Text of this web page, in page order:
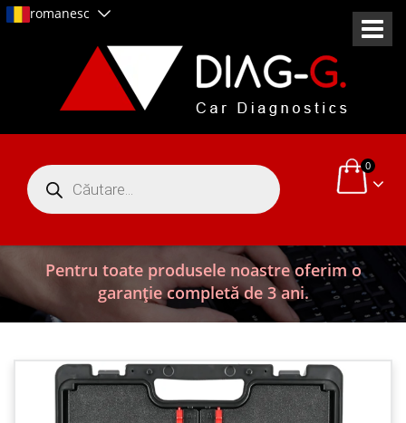
romanesc
Products
search
0
Pentru toate produsele noastre oferim o
garanție completă de 3 ani.